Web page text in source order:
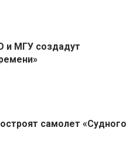
МГУ создадут
самолет «Судного